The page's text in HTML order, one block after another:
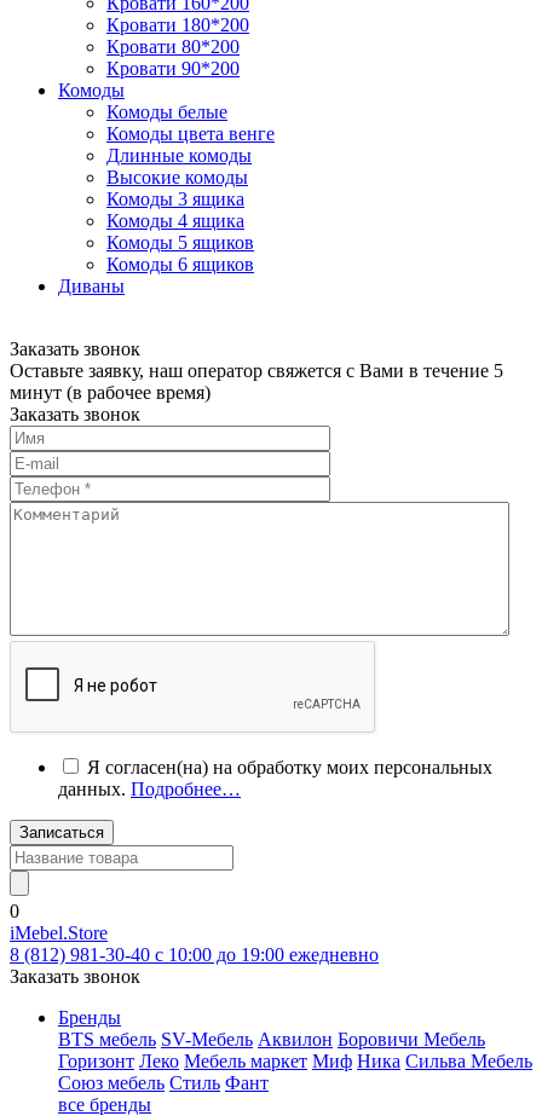
Кровати 180*200
Кровати 80*200
Кровати 90*200
Комоды
Комоды белые
Комоды цвета венге
Длинные комоды
Высокие комоды
Комоды 3 ящика
Комоды 4 ящика
Комоды 5 ящиков
Комоды 6 ящиков
Диваны
Заказать звонок
Оставьте заявку, наш оператор свяжется с Вами в течение 5
минут (в рабочее время)
Заказать звонок
Я согласен(на) на обработку моих персональных
данных. Подробнее…
Записаться
0
iMebel.Store
8 (812) 981-30-40 c 10:00 до 19:00 ежедневно
Заказать звонок
Бренды
BTS мебель SV-Мебель Аквилон Боровичи Мебель
Горизонт Леко Мебель маркет Миф Ника Сильва Мебель
Союз мебель Стиль Фант
все бренды